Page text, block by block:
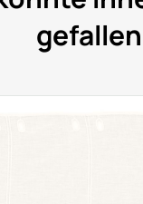
gefallen